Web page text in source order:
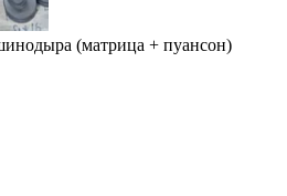
(матрица + пуансон)